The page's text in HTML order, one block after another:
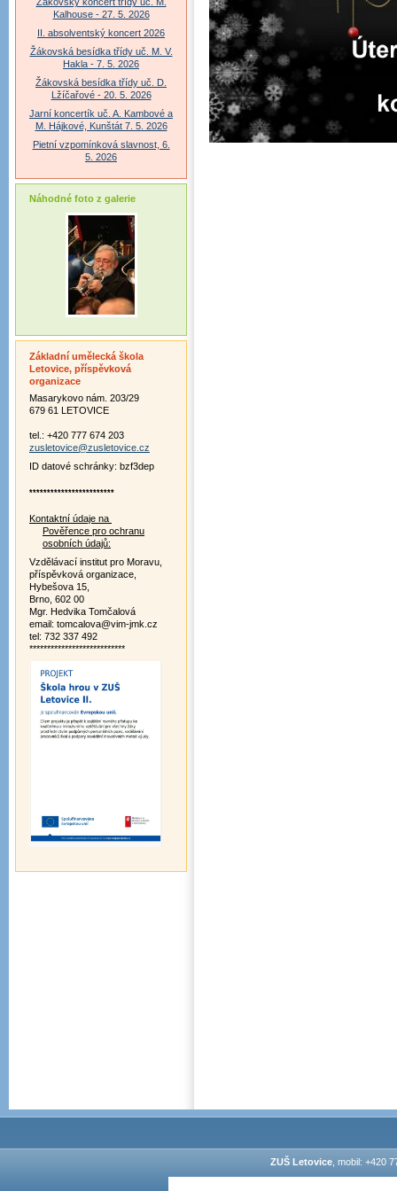
Kalhouse - 27. 5. 2026
II. absolventský koncert 2026
Žákovská besídka třídy uč. M. V.
Hakla - 7. 5. 2026
Žákovská besídka třídy uč. D.
Lžíčařové - 20. 5. 2026
Jarní koncertík uč. A. Kambové a
M. Hájkové, Kunštát 7. 5. 2026
Pietní vzpomínková slavnost, 6.
5. 2026
Náhodné foto z galerie
Základní umělecká škola
Letovice, příspěvková
organizace
Masarykovo nám. 203/29
679 61 LETOVICE
tel.: +420 777 674 203
zusletovice@zusletovice.cz
ID datové schránky: bzf3dep
************************
Kontaktní údaje na
Pověřence pro ochranu
osobních údajů:
Vzdělávací institut pro Moravu,
příspěvková organizace,
Hybešova 15,
Brno, 602 00
Mgr. Hedvika Tomčalová
email: tomcalova@vim-jmk.cz
tel: 732 337 492
***************************
ZUŠ Letovice, mobil: +420